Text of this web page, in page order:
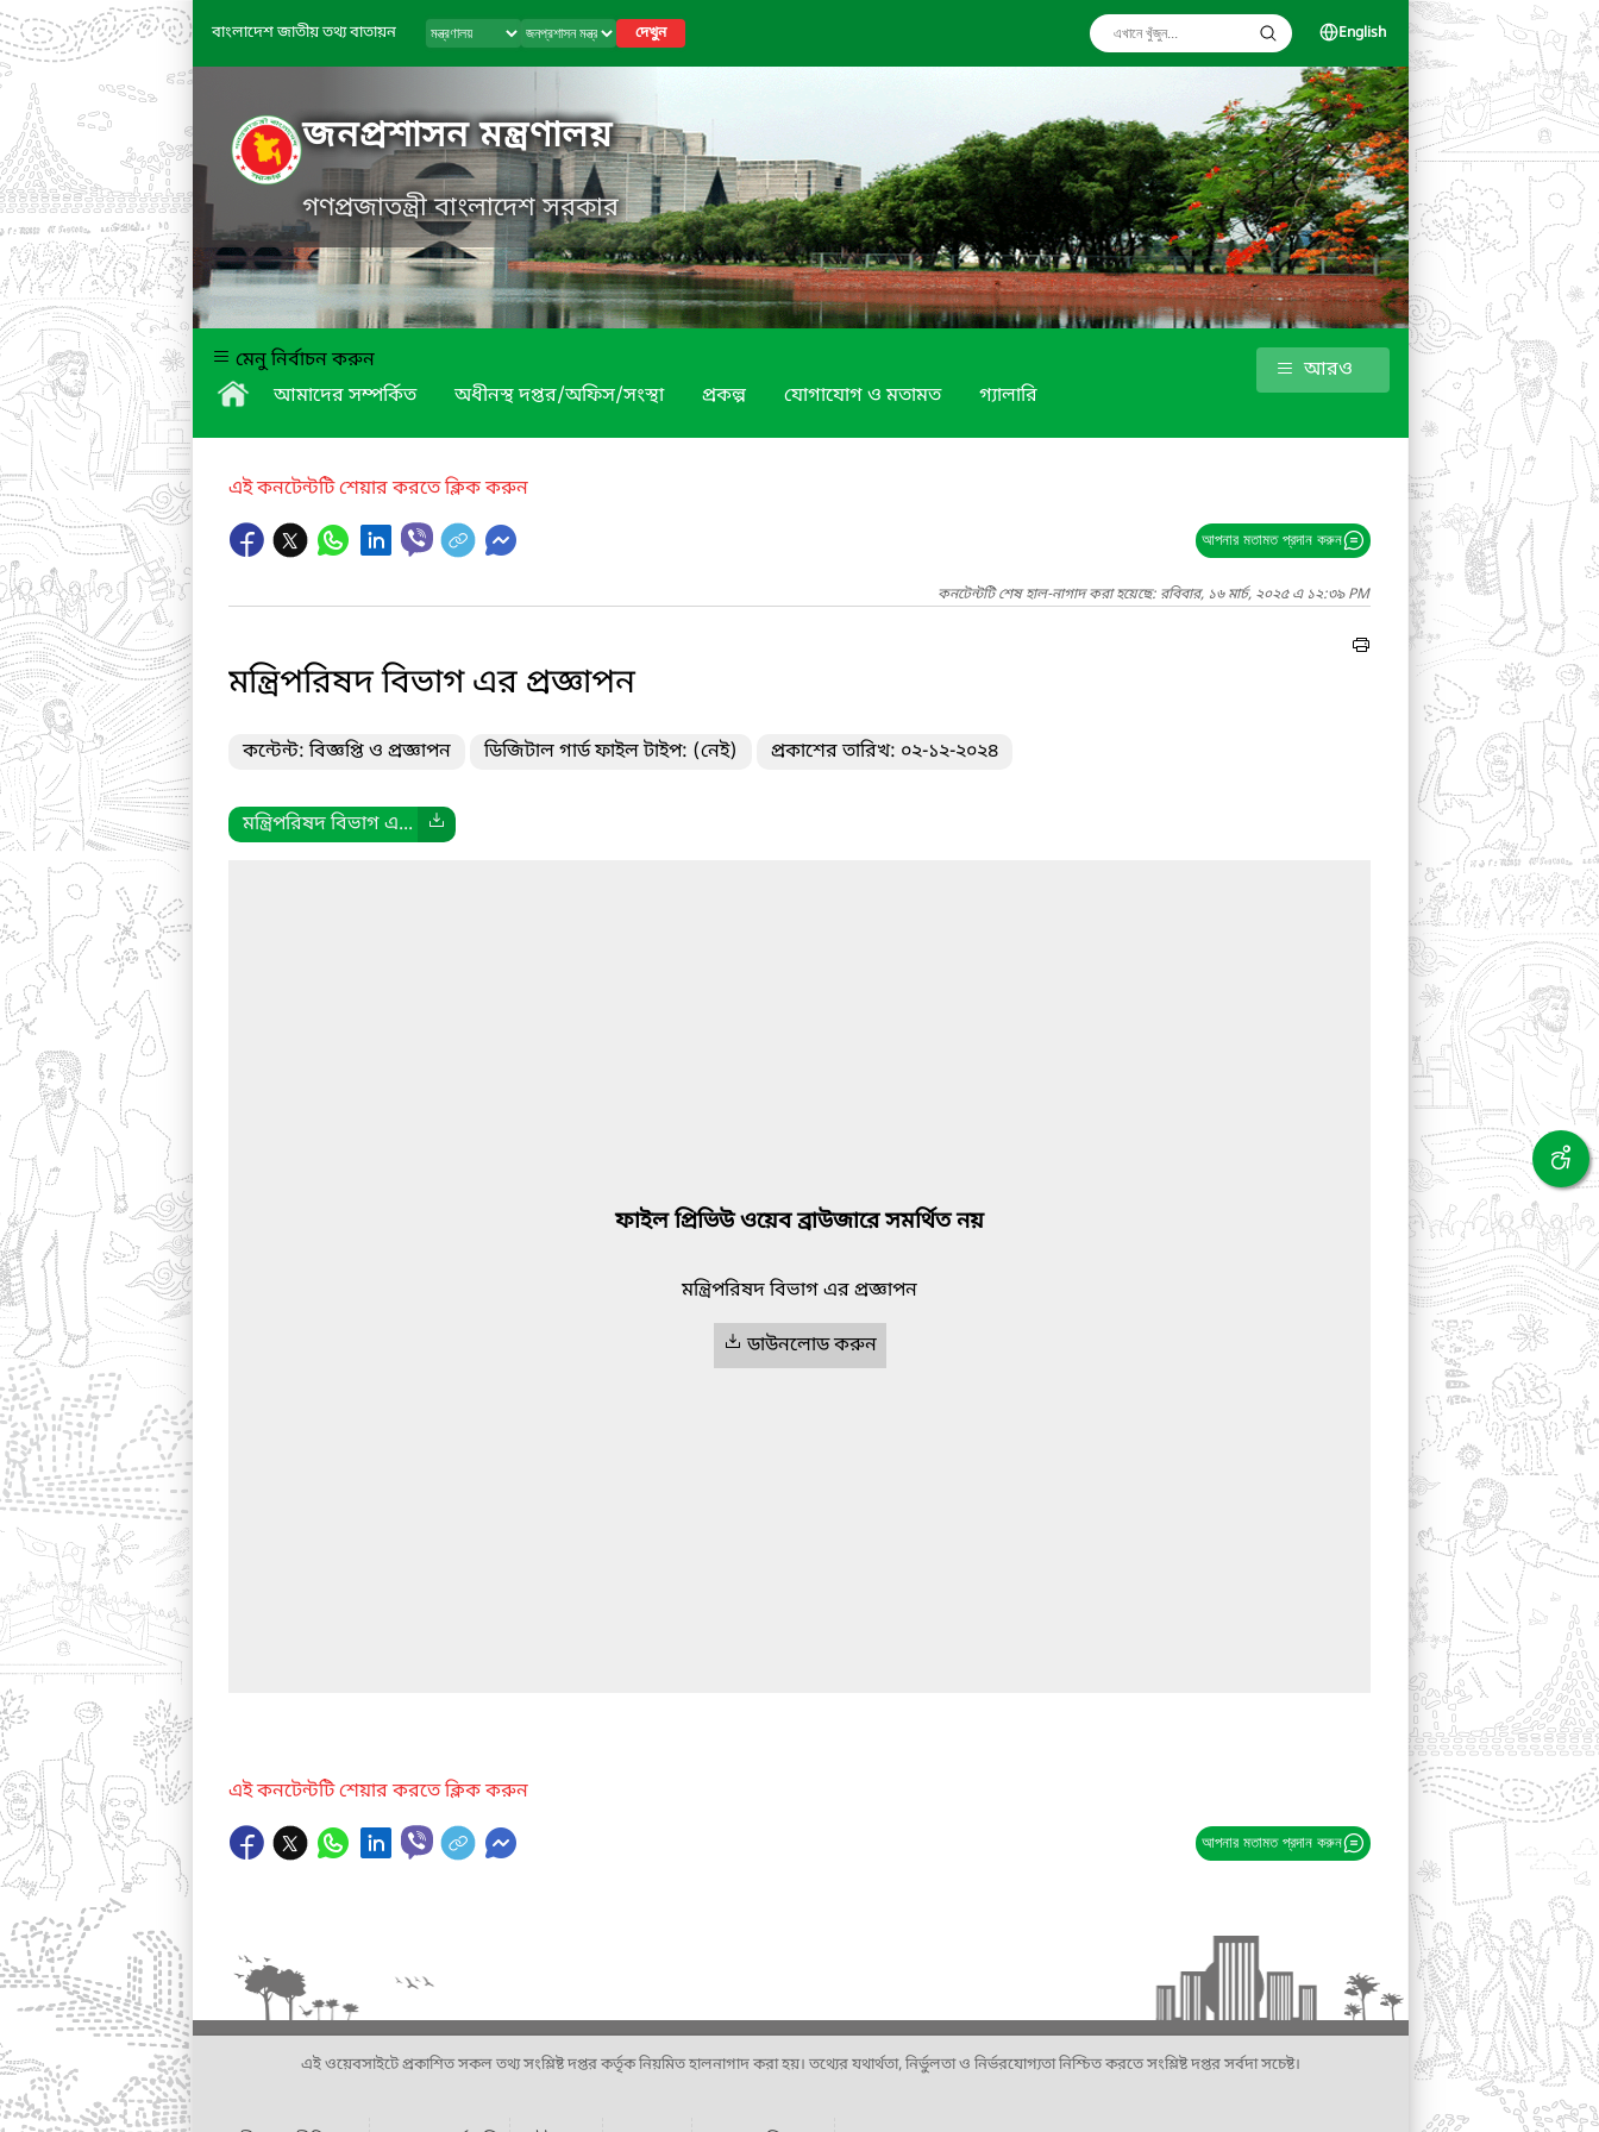
বাংলাদেশ জাতীয় তথ্য বাতায়ন দেখুন English
জনপ্রশাসন মন্ত্রণালয়
গণপ্রজাতন্ত্রী বাংলাদেশ সরকার
মেনু নির্বাচন করুন
আমাদের সম্পর্কিত
অধীনস্থ দপ্তর/অফিস/সংস্থা প্রকল্প যোগাযোগ ও মতামত গ্যালারি
আরও
এই কনটেন্টটি শেয়ার করতে ক্লিক করুন
আপনার মতামত প্রদান করুন
কনটেন্টটি শেষ হাল-নাগাদ করা হয়েছে: রবিবার, ১৬ মার্চ, ২০২৫ এ ১২:৩৯ PM
মন্ত্রিপরিষদ বিভাগ এর প্রজ্ঞাপন
কন্টেন্ট: বিজ্ঞপ্তি ও প্রজ্ঞাপন ডিজিটাল গার্ড ফাইল টাইপ: (নেই) প্রকাশের তারিখ: ০২-১২-২০২৪
মন্ত্রিপরিষদ বিভাগ এ...
ফাইল প্রিভিউ ওয়েব ব্রাউজারে সমর্থিত নয়
মন্ত্রিপরিষদ বিভাগ এর প্রজ্ঞাপন
ডাউনলোড করুন
এই কনটেন্টটি শেয়ার করতে ক্লিক করুন
আপনার মতামত প্রদান করুন
এই ওয়েবসাইটে প্রকাশিত সকল তথ্য সংশ্লিষ্ট দপ্তর কর্তৃক নিয়মিত হালনাগাদ করা হয়। তথ্যের যথার্থতা, নির্ভুলতা ও নির্ভরযোগ্যতা নিশ্চিত করতে সংশ্লিষ্ট দপ্তর সর্বদা সচেষ্ট।